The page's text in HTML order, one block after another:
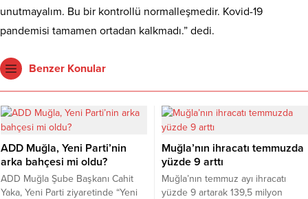
unutmayalım. Bu bir kontrollü normalleşmedir. Kovid-19
pandemisi tamamen ortadan kalkmadı.” dedi.
Benzer Konular
ADD Muğla, Yeni Parti’nin
arka bahçesi mi oldu?
ADD Muğla Şube Başkanı Cahit
Yaka, Yeni Parti ziyaretinde “Yeni
Muğla’nın ihracatı temmuzda
yüzde 9 arttı
Muğla’nın temmuz ayı ihracatı
yüzde 9 artarak 139,5 milyon